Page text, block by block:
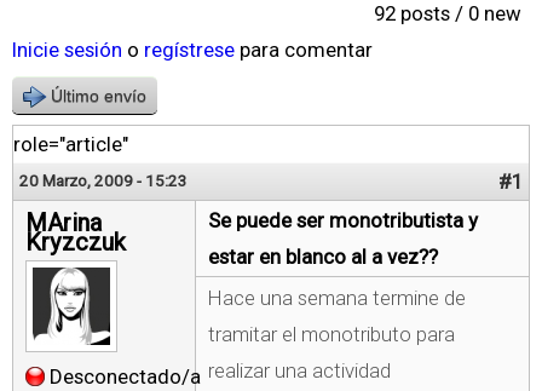
92 posts / 0 new
Inicie sesión o regístrese para comentar
Último envío
role="article"
20 Marzo, 2009 - 15:23 #1
MArina
Kryzczuk
Desconectado/a
Se puede ser monotributista y
estar en blanco al a vez??
Hace una semana termine de
tramitar el monotributo para
realizar una actividad